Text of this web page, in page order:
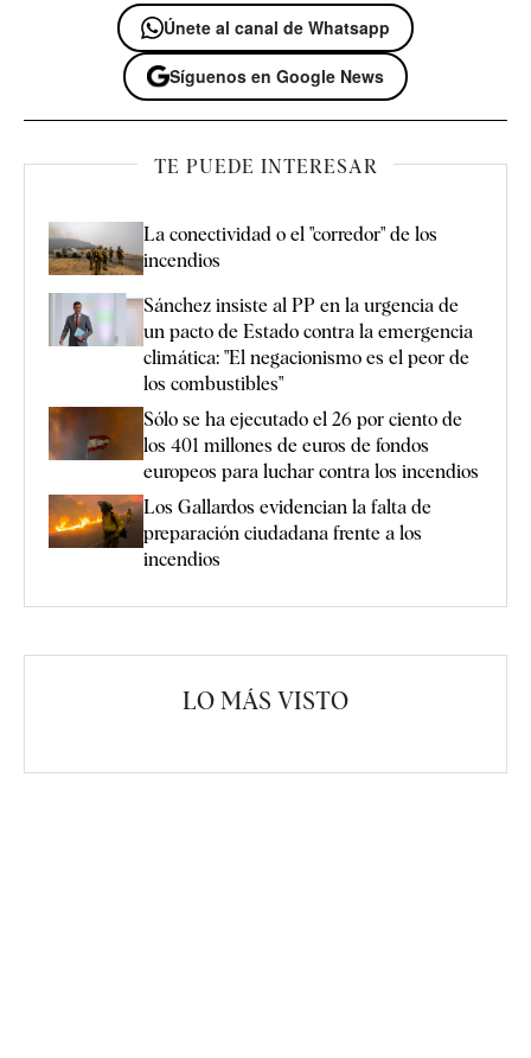
Únete al canal de Whatsapp
Síguenos en Google News
TE PUEDE INTERESAR
La conectividad o el "corredor" de los
incendios
Sánchez insiste al PP en la urgencia de
un pacto de Estado contra la emergencia
climática: "El negacionismo es el peor de
los combustibles"
Sólo se ha ejecutado el 26 por ciento de
los 401 millones de euros de fondos
europeos para luchar contra los incendios
Los Gallardos evidencian la falta de
preparación ciudadana frente a los
incendios
LO MÁS VISTO